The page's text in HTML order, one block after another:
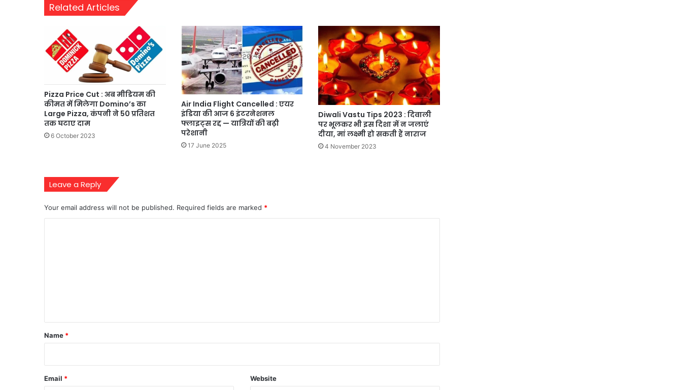
Related Articles
Pizza Price Cut : अब मीडियम की
कीमत में मिलेगा Domino’s का
Large Pizza, कंपनी ने 50 प्रतिशत
तक घटाए दाम
6 October 2023
Air India Flight Cancelled : एयर
इंडिया की आज 6 इंटरनेशनल
फ्लाइट्स रद्द — यात्रियों की बढ़ी
परेशानी
17 June 2025
Diwali Vastu Tips 2023 : दिवाली
पर भूलकर भी इस दिशा में न जलाएं
दीया, मां लक्ष्मी हो सकती हैं नाराज
4 November 2023
Leave a Reply
Your email address will not be published. Required fields are marked *
*
Name *
Email * Website